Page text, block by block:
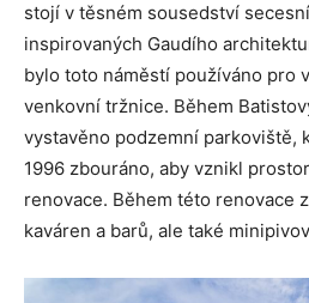
stojí v těsném sousedství
inspirovaných Gaudího
bylo toto náměstí používáno pro
venkovní tržnice. Během
vystavěno podzemní parkoviště,
1996 zbouráno, aby vznikl
renovace. Během této renovace
kaváren a barů, ale také